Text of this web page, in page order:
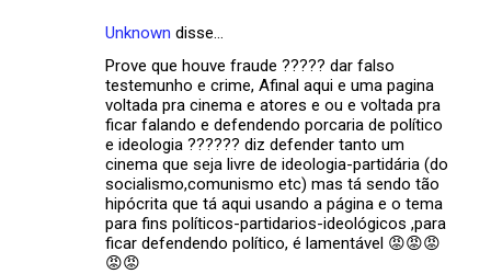
Unknown disse…
Prove que houve fraude ????? dar falso
testemunho e crime, Afinal aqui e uma pagina
voltada pra cinema e atores e ou e voltada pra
ficar falando e defendendo porcaria de político
e ideologia ?????? diz defender tanto um
cinema que seja livre de ideologia-partidária (do
socialismo,comunismo etc) mas tá sendo tão
hipócrita que tá aqui usando a página e o tema
para fins políticos-partidarios-ideológicos ,para
ficar defendendo político, é lamentável 😡😡😡
😡😡